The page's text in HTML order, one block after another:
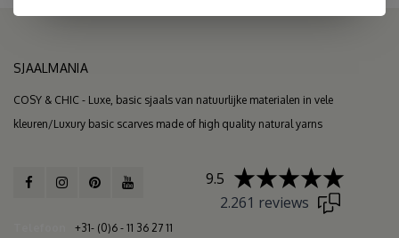
SJAALMANIA
COSY & CHIC - Luxe, basic sjaals van natuurlijke materialen in vele
kleuren/Luxury basic scarves made of high quality natural yarns
+31- (0)6 - 11 36 27 11
9.5
2.261 reviews